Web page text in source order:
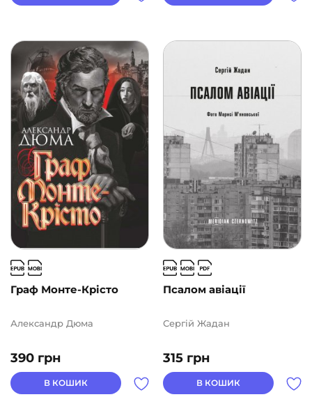
Граф Монте-Крісто
390 грн
Александр Дюма
В КОШИК
Псалом авіації
315 грн
Сергій Жадан
В КОШИК